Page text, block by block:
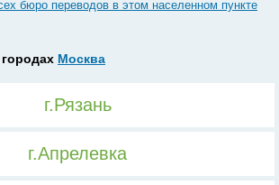
бюро переводов в этом населенном пункте
Москва
г.Рязань
г.Апрелевка